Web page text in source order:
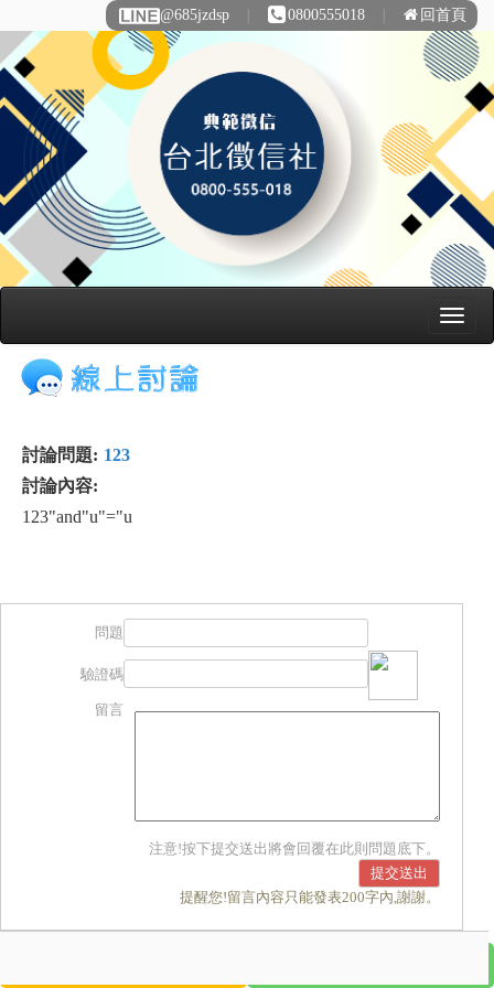
@685jzdsp 0800555018 回首頁
討論問題: 123
討論內容:
123"and"u"="u
問題
驗證碼
留言
注意!按下提交送出將會回覆在此則問題底下。
提醒您!留言內容只能發表200字內,謝謝。